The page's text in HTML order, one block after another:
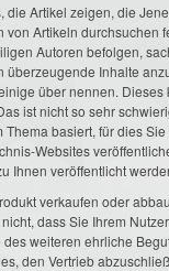
die Artikel zeigen, die
von Artikeln durchsuchen
Autoren befolgen,
überzeugende Inhalte
über nennen.
ist nicht so sehr
Thema basiert, für dies
Websites
Ihnen veröffentlicht
verkaufen oder
dass Sie Ihrem
weiteren ehrliche
den Vertrieb